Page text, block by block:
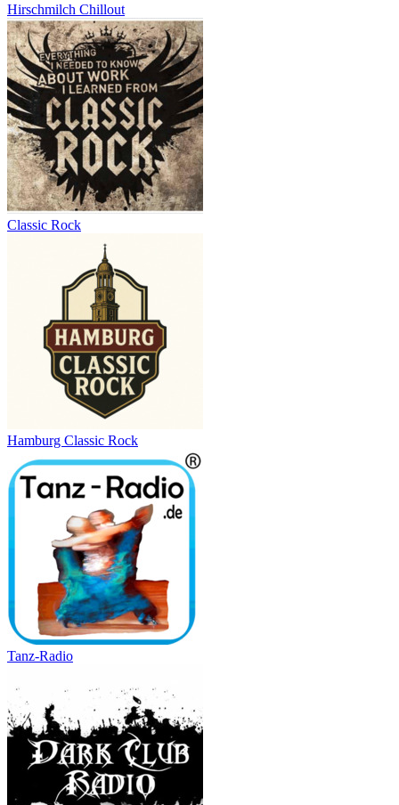
Hirschmilch Chillout
Classic Rock
Hamburg Classic Rock
Tanz-Radio